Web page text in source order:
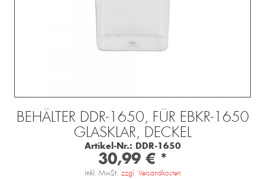
BEHÄLTER DDR-1650, FÜR EBKR-1650
GLASKLAR, DECKEL
Artikel-Nr.: DDR-1650
30,99 € *
inkl. MwSt. zzgl. Versandkosten